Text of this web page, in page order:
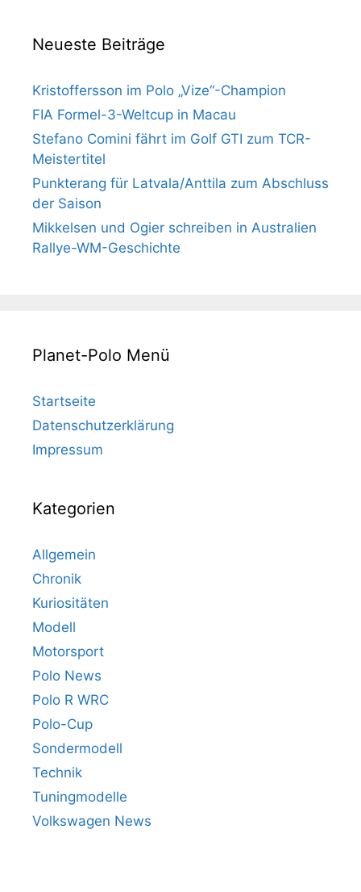
Neueste Beiträge
Kristoffersson im Polo „Vize“-Champion
FIA Formel-3-Weltcup in Macau
Stefano Comini fährt im Golf GTI zum TCR-
Meistertitel
Punkterang für Latvala/Anttila zum Abschluss
der Saison
Mikkelsen und Ogier schreiben in Australien
Rallye-WM-Geschichte
Planet-Polo Menü
Startseite
Datenschutzerklärung
Impressum
Kategorien
Allgemein
Chronik
Kuriositäten
Modell
Motorsport
Polo News
Polo R WRC
Polo-Cup
Sondermodell
Technik
Tuningmodelle
Volkswagen News